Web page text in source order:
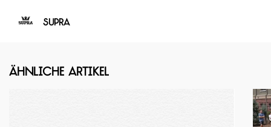
Supra
Ähnliche Artikel